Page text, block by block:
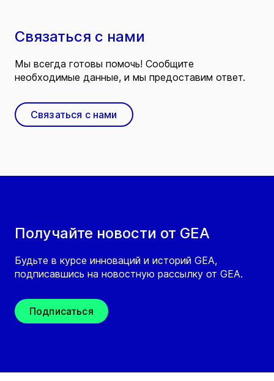
Получайте новости от GEA
Будьте в курсе инноваций и историй GEA,
подписавшись на новостную рассылку от GEA.
Подписаться
Связаться с нами
Мы всегда готовы помочь! Сообщите
необходимые данные, и мы предоставим ответ.
Связаться с нами